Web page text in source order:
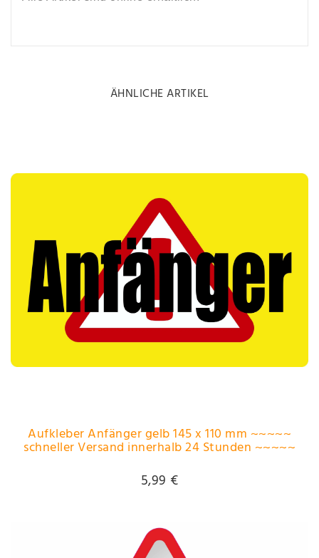
ÄHNLICHE ARTIKEL
Aufkleber Anfänger gelb 145 x 110 mm ~~~~~
schneller Versand innerhalb 24 Stunden ~~~~~
5,99 €